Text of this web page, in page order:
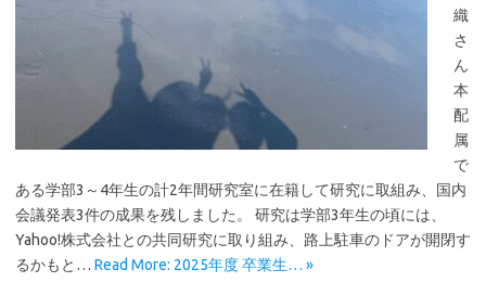
織
さ
ん
本
配
属
で
ある学部3～4年生の計2年間研究室に在籍して研究に取組み、国内
会議発表3件の成果を残しました。 研究は学部3年生の頃には、
Yahoo!株式会社との共同研究に取り組み、路上駐車のドアが開閉す
るかもと… Read More: 2025年度 卒業生… »